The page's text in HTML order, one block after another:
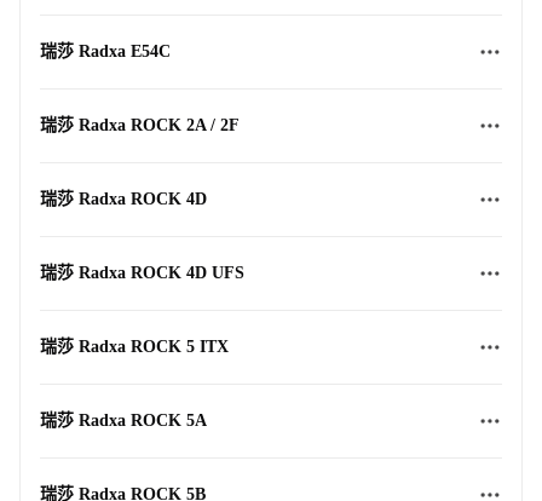
瑞莎 Radxa E54C
瑞莎 Radxa ROCK 2A / 2F
瑞莎 Radxa ROCK 4D
瑞莎 Radxa ROCK 4D UFS
瑞莎 Radxa ROCK 5 ITX
瑞莎 Radxa ROCK 5A
瑞莎 Radxa ROCK 5B